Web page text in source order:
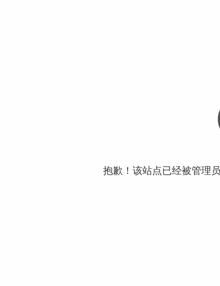
抱歉！该站点已经被管理